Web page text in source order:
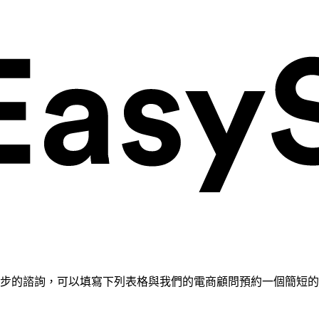
的諮詢，可以填寫下列表格與我們的電商顧問預約一個簡短